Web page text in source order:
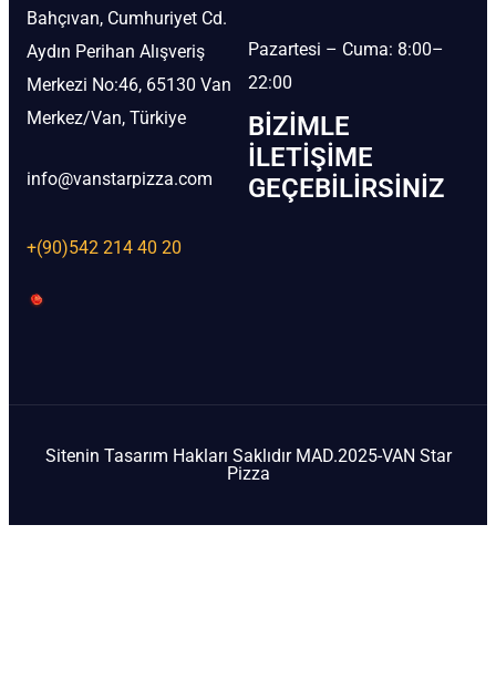
Bahçıvan, Cumhuriyet Cd.
Aydın Perihan Alışveriş
Merkezi No:46, 65130 Van
Merkez/Van, Türkiye
info@vanstarpizza.com
+(90)542 214 40 20
Pazartesi – Cuma: 8:00–
22:00
BIZIMLE
İLETIŞIME
GEÇEBILIRSINIZ
Sitenin Tasarım Hakları Saklıdır MAD.2025-VAN Star
Pizza